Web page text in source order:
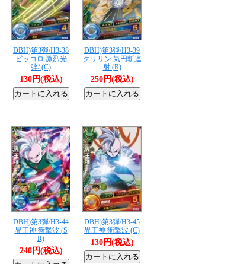
DBH)第3弾/H3-38
ピッコロ 激烈光
弾/ (C)
130円(税込)
DBH)第3弾/H3-39
クリリン 気円斬連
射 (R)
250円(税込)
DBH)第3弾/H3-44
界王神 衝撃波 (S
R)
240円(税込)
DBH)第3弾/H3-45
界王神 衝撃波 (C)
130円(税込)